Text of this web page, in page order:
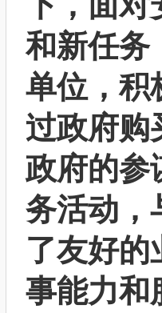
和新任务
单位，积
过政府购
政府的参
务活动，
了友好的
事能力和